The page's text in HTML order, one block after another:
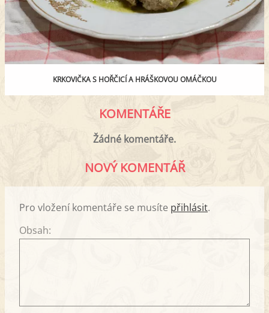
KRKOVIČKA S HOŘČICÍ A HRÁŠKOVOU OMÁČKOU
KOMENTÁŘE
Žádné komentáře.
NOVÝ KOMENTÁŘ
Pro vložení komentáře se musíte přihlásit.
Obsah: